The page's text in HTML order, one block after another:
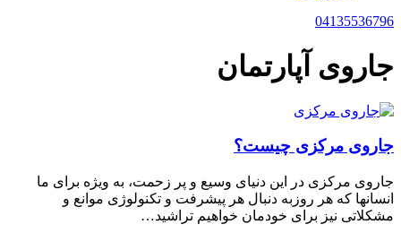
04135536796
جاروی آپارتمان
جاروی مرکزی چیست؟
جاروی مرکزی در این دنیای وسیع و پر زحمت، به ویژه برای ما
انسانها که هر روزبه دنبال هر پیشرفت و تکنولوژی موانع و
مشکلاتی نیز برای خودمان خواهیم تراشید…